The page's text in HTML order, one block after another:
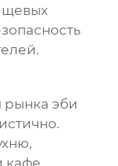
рынкаэби